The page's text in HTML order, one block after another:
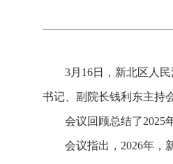
3月16日，新北区人
书记、副院长钱利东主持
会议回顾总结了2025
会议指出，2026年，